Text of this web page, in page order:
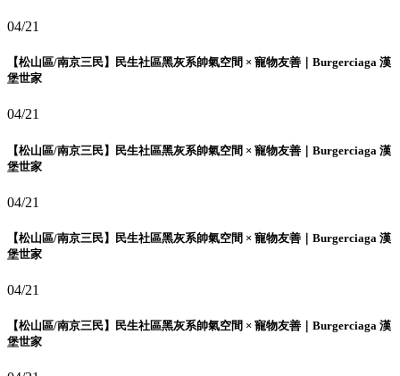
04/21
【松山區/南京三民】民生社區黑灰系帥氣空間 × 寵物友善｜Burgerciaga 漢
堡世家
04/21
【松山區/南京三民】民生社區黑灰系帥氣空間 × 寵物友善｜Burgerciaga 漢
堡世家
04/21
【松山區/南京三民】民生社區黑灰系帥氣空間 × 寵物友善｜Burgerciaga 漢
堡世家
04/21
【松山區/南京三民】民生社區黑灰系帥氣空間 × 寵物友善｜Burgerciaga 漢
堡世家